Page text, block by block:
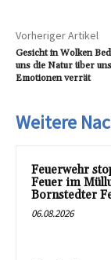
Vorheriger Artikel
Gesicht in Wolken
uns die Natur über
Emotionen verrät
Weitere
Feuerwehr
Feuer im
Bornstedter
06.08.2026